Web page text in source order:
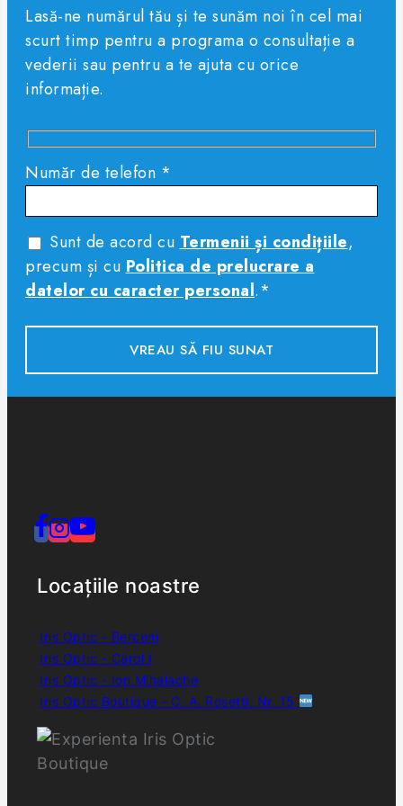
Lasă-ne numărul tău și te sunăm noi în cel mai
scurt timp pentru a programa o consultație a
vederii sau pentru a te ajuta cu orice
informație.
Număr de telefon *
Sunt de acord cu Termenii și condițiile,
precum și cu Politica de prelucrare a
datelor cu caracter personal.*
Locațiile noastre
Iris Optic - Berceni
Iris Optic - Carol I
Iris Optic - Ion Mihalache
Iris Optic Boutique - C. A. Rosetti, Nr. 15